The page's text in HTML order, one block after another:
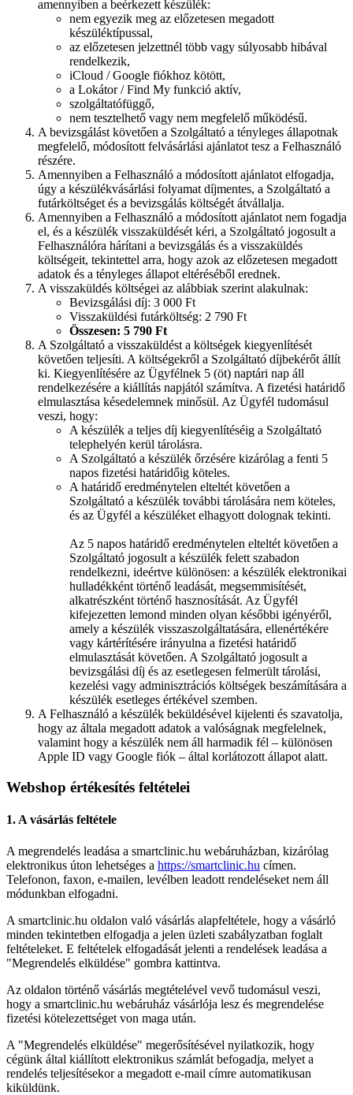
amennyiben a beérkezett készülék:
nem egyezik meg az előzetesen megadott
készüléktípussal,
az előzetesen jelzettnél több vagy súlyosabb hibával
rendelkezik,
iCloud / Google fiókhoz kötött,
a Lokátor / Find My funkció aktív,
szolgáltatófüggő,
nem tesztelhető vagy nem megfelelő működésű.
A bevizsgálást követően a Szolgáltató a tényleges állapotnak
megfelelő, módosított felvásárlási ajánlatot tesz a Felhasználó
részére.
Amennyiben a Felhasználó a módosított ajánlatot elfogadja,
úgy a készülékvásárlási folyamat díjmentes, a Szolgáltató a
futárköltséget és a bevizsgálás költségét átvállalja.
Amennyiben a Felhasználó a módosított ajánlatot nem fogadja
el, és a készülék visszaküldését kéri, a Szolgáltató jogosult a
Felhasználóra hárítani a bevizsgálás és a visszaküldés
költségeit, tekintettel arra, hogy azok az előzetesen megadott
adatok és a tényleges állapot eltéréséből erednek.
A visszaküldés költségei az alábbiak szerint alakulnak:
Bevizsgálási díj: 3 000 Ft
Visszaküldési futárköltség: 2 790 Ft
Összesen: 5 790 Ft
A Szolgáltató a visszaküldést a költségek kiegyenlítését
követően teljesíti. A költségekről a Szolgáltató díjbekérőt állít
ki. Kiegyenlítésére az Ügyfélnek 5 (öt) naptári nap áll
rendelkezésére a kiállítás napjától számítva. A fizetési határidő
elmulasztása késedelemnek minősül. Az Ügyfél tudomásul
veszi, hogy:
A készülék a teljes díj kiegyenlítéséig a Szolgáltató
telephelyén kerül tárolásra.
A Szolgáltató a készülék őrzésére kizárólag a fenti 5
napos fizetési határidőig köteles.
A határidő eredménytelen elteltét követően a
Szolgáltató a készülék további tárolására nem köteles,
és az Ügyfél a készüléket elhagyott dolognak tekinti.
Az 5 napos határidő eredménytelen elteltét követően a
Szolgáltató jogosult a készülék felett szabadon
rendelkezni, ideértve különösen: a készülék elektronikai
hulladékként történő leadását, megsemmisítését,
alkatrészként történő hasznosítását. Az Ügyfél
kifejezetten lemond minden olyan későbbi igényéről,
amely a készülék visszaszolgáltatására, ellenértékére
vagy kártérítésére irányulna a fizetési határidő
elmulasztását követően. A Szolgáltató jogosult a
bevizsgálási díj és az esetlegesen felmerült tárolási,
kezelési vagy adminisztrációs költségek beszámítására a
készülék esetleges értékével szemben.
A Felhasználó a készülék beküldésével kijelenti és szavatolja,
hogy az általa megadott adatok a valóságnak megfelelnek,
valamint hogy a készülék nem áll harmadik fél – különösen
Apple ID vagy Google fiók – által korlátozott állapot alatt.
Webshop értékesítés feltételei
1. A vásárlás feltétele
A megrendelés leadása a smartclinic.hu webáruházban, kizárólag
elektronikus úton lehetséges a https://smartclinic.hu címen.
Telefonon, faxon, e-mailen, levélben leadott rendeléseket nem áll
módunkban elfogadni.
A smartclinic.hu oldalon való vásárlás alapfeltétele, hogy a vásárló
minden tekintetben elfogadja a jelen üzleti szabályzatban foglalt
feltételeket. E feltételek elfogadását jelenti a rendelések leadása a
"Megrendelés elküldése" gombra kattintva.
Az oldalon történő vásárlás megtételével vevő tudomásul veszi,
hogy a smartclinic.hu webáruház vásárlója lesz és megrendelése
fizetési kötelezettséget von maga után.
A "Megrendelés elküldése" megerősítésével nyilatkozik, hogy
cégünk által kiállított elektronikus számlát befogadja, melyet a
rendelés teljesítésekor a megadott e-mail címre automatikusan
kiküldünk.